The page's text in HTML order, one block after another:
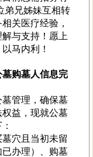
弟兄姊妹互相转
关医疗经验，
与支持！愿上
马内利！
购墓人信息完
管理，确保墓
益，现就公墓
穴且当初未留
办理）、购墓